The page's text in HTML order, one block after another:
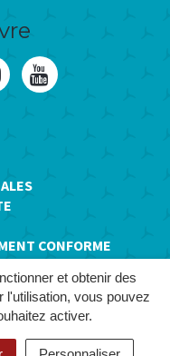
et obtenir des
l'utilisation, vous pouvez
activer.
Lien
CONFORME